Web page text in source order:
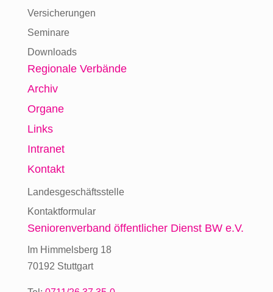
Versicherungen
Seminare
Downloads
Regionale Verbände
Archiv
Organe
Links
Intranet
Kontakt
Landesgeschäftsstelle
Kontaktformular
Seniorenverband öffentlicher Dienst BW e.V.
Im Himmelsberg 18
70192 Stuttgart